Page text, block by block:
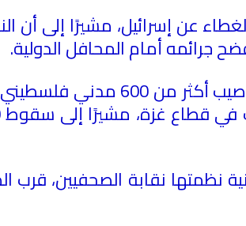
عن إسرائيل، مشيرًا إلى أن
جرائمه أمام المحافل الدولية.
نظمتها نقابة الصحفيين،